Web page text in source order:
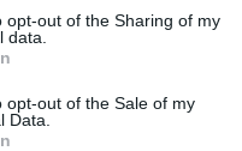
opt-out of the Sharing of my
data.
opt-out of the Sale of my
Data.